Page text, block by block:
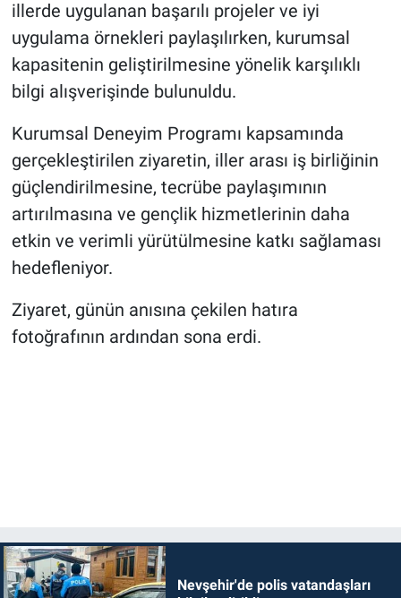
illerde uygulanan başarılı projeler ve iyi
uygulama örnekleri paylaşılırken, kurumsal
kapasitenin geliştirilmesine yönelik karşılıklı
bilgi alışverişinde bulunuldu.
Kurumsal Deneyim Programı kapsamında
gerçekleştirilen ziyaretin, iller arası iş birliğinin
güçlendirilmesine, tecrübe paylaşımının
artırılmasına ve gençlik hizmetlerinin daha
etkin ve verimli yürütülmesine katkı sağlaması
hedefleniyor.
Ziyaret, günün anısına çekilen hatıra
fotoğrafının ardından sona erdi.
Nevşehir'de polis vatandaşları
Çevre
Haberde İnsan